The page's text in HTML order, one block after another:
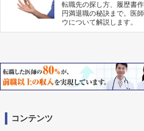
転職先の探し方、履歴書
円満退職の秘訣まで。医
ウについて解説します。
コンテンツ